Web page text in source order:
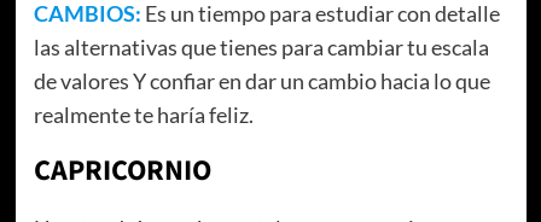
CAMBIOS: Es un tiempo para estudiar con detalle
las alternativas que tienes para cambiar tu escala
de valores Y confiar en dar un cambio hacia lo que
realmente te haría feliz.
CAPRICORNIO